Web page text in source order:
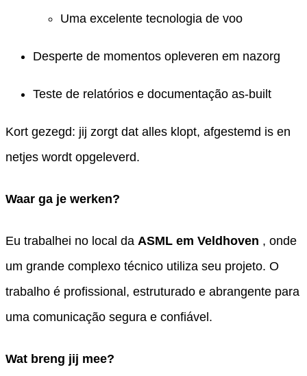
Uma excelente tecnologia de voo
Desperte de momentos opleveren em nazorg
Teste de relatórios e documentação as-built
Kort gezegd: jij zorgt dat alles klopt, afgestemd is en
netjes wordt opgeleverd.
Waar ga je werken?
Eu trabalhei no local da ASML em Veldhoven , onde
um grande complexo técnico utiliza seu projeto. O
trabalho é profissional, estruturado e abrangente para
uma comunicação segura e confiável.
Wat breng jij mee?